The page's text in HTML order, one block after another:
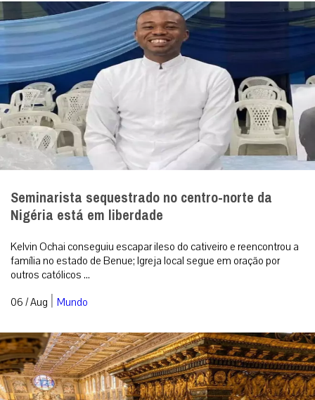
Kelvin Ochai conseguiu escapar ileso do cativeiro e reencontrou a
família no estado de Benue; Igreja local segue em oração por
outros católicos ...
06 / Aug|Mundo
“Deus entra em nossas vidas pela gentileza”,
destaca Cardeal Makrickas na festa de Nossa
Senhora das Neves
Celebração na Basílica Papal de Santa Maria Maior registrou o
milagre da neve e ressaltou que a misericórdia divina continua a
cobrir as feridas...